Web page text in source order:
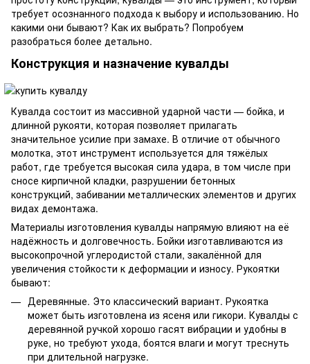
требует осознанного подхода к выбору и использованию. Но
какими они бывают? Как их выбрать? Попробуем
разобраться более детально.
Конструкция и назначение кувалды
Кувалда состоит из массивной ударной части — бойка, и
длинной рукояти, которая позволяет прилагать
значительное усилие при замахе. В отличие от обычного
молотка, этот инструмент используется для тяжёлых
работ, где требуется высокая сила удара, в том числе при
сносе кирпичной кладки, разрушении бетонных
конструкций, забивании металлических элементов и других
видах демонтажа.
Материалы изготовления кувалды напрямую влияют на её
надёжность и долговечность. Бойки изготавливаются из
высокопрочной углеродистой стали, закалённой для
увеличения стойкости к деформации и износу. Рукоятки
бывают:
Деревянные. Это классический вариант. Рукоятка
может быть изготовлена из ясеня или гикори. Кувалды с
деревянной ручкой хорошо гасят вибрации и удобны в
руке, но требуют ухода, боятся влаги и могут треснуть
при длительной нагрузке.